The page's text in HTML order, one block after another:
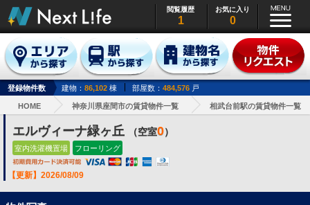
閲覧履歴
1
お気に入り
0
登録物件数 建物： 86,102 棟 部屋数： 484,576 戸
HOME 神奈川県座間市の賃貸物件一覧 相武台前駅の賃貸物件一覧
エルヴィーナ緑ヶ丘 （空室0）
室内洗濯機置場 フローリング
【更新】2026/08/09